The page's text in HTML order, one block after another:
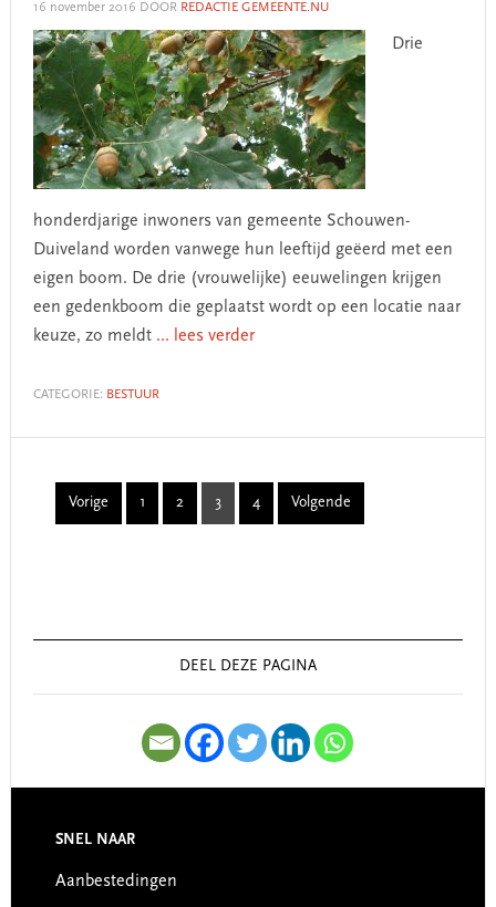
16 november 2016 DOOR REDACTIE GEMEENTE.NU
Drie
honderdjarige inwoners van gemeente Schouwen-
Duiveland worden vanwege hun leeftijd geëerd met een
eigen boom. De drie (vrouwelijke) eeuwelingen krijgen
een gedenkboom die geplaatst wordt op een locatie naar
keuze, zo meldt ... lees verder
CATEGORIE: BESTUUR
Vorige Page
1 Page
2 Page
3 Page
4 Volgende
Sidebar
DEEL DEZE PAGINA
Footer
SNEL NAAR
Aanbestedingen